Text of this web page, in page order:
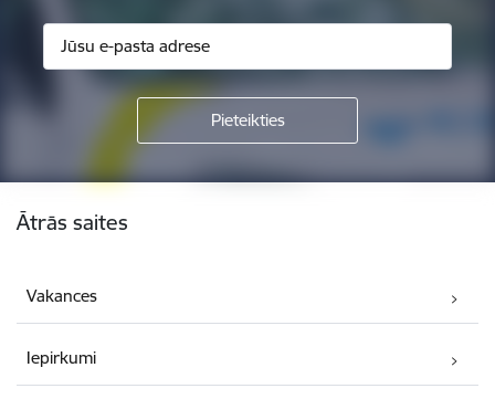
Ātrās saites
Vakances
Iepirkumi